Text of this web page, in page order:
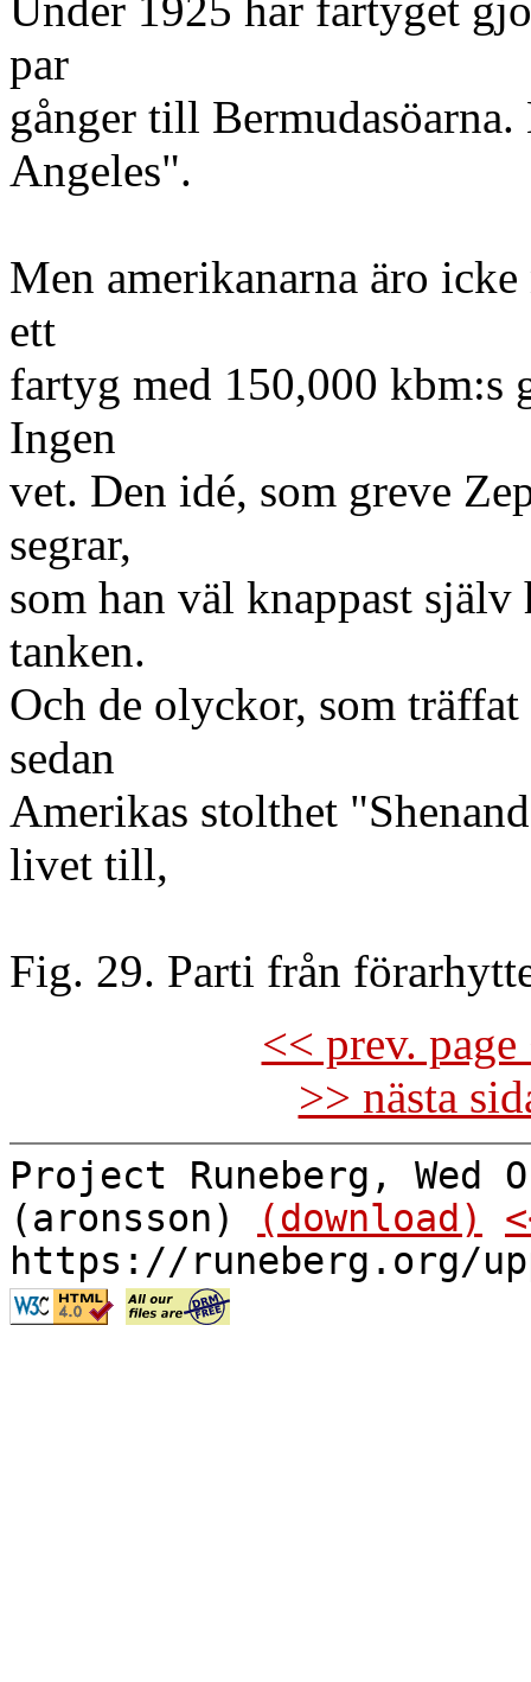
par
gånger till
Angeles".
Men amerikanarna äro
ett
fartyg med 150,000 kbm:s
Ingen
vet. Den idé, som greve
segrar,
som han väl knappast själv
tanken.
Och de olyckor, som
sedan
Amerikas stolthet
livet till,
Fig. 29. Parti från
<< prev.
>> nästa
Project Runeberg, Wed
(aronsson)
(download)
https://runeberg.org/